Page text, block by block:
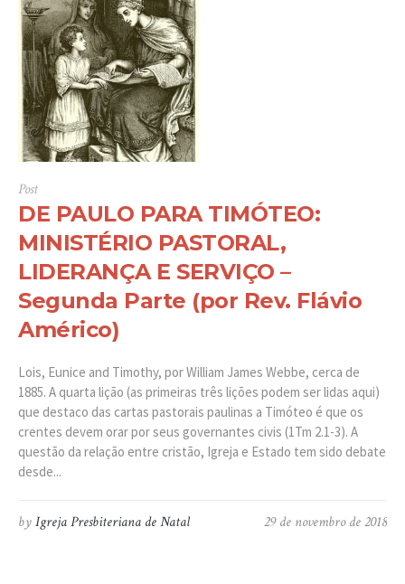
Post
DE PAULO PARA TIMÓTEO:
MINISTÉRIO PASTORAL,
LIDERANÇA E SERVIÇO –
Segunda Parte (por Rev. Flávio
Américo)
Lois, Eunice and Timothy, por William James Webbe, cerca de
1885. A quarta lição (as primeiras três lições podem ser lidas aqui)
que destaco das cartas pastorais paulinas a Timóteo é que os
crentes devem orar por seus governantes civis (1Tm 2.1-3). A
questão da relação entre cristão, Igreja e Estado tem sido debate
desde...
29 de novembro de 2018
byIgreja Presbiteriana de Natal